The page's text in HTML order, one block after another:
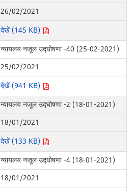
26/02/2021
देखें (145 KB)
न्यायलय नजूल उद्घोषणा -40 (25-02-2021)
25/02/2021
देखें (941 KB)
न्यायलय नजूल उद्घोषणा -2 (18-01-2021)
18/01/2021
देखें (133 KB)
न्यायलय नजूल उद्घोषणा -4 (18-01-2021)
18/01/2021